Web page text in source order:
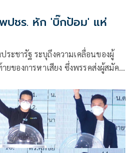
ปชร. หัก 'บิ๊กป้อม' แห่
ระชารัฐ ระบุถึงความเคลื่อนของผู้
ยของการหาเสียง ซึ่งพรรคส่งผู้สมัคร